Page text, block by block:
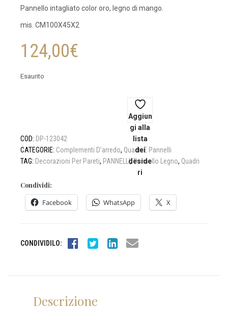
Pannello intagliato color oro, legno di mango.
mis. CM100X45X2
124,00€
Esaurito
Aggiun
gi alla
lista
dei
deside
ri
COD: DP-123042
CATEGORIE: Complementi D'arredo, Quadri E Pannelli
TAG: Decorazioni Per Pareti, PANNELLI,Pannello Legno, Quadri
Condividi:
Facebook WhatsApp X
CONDIVIDILO:
Descrizione